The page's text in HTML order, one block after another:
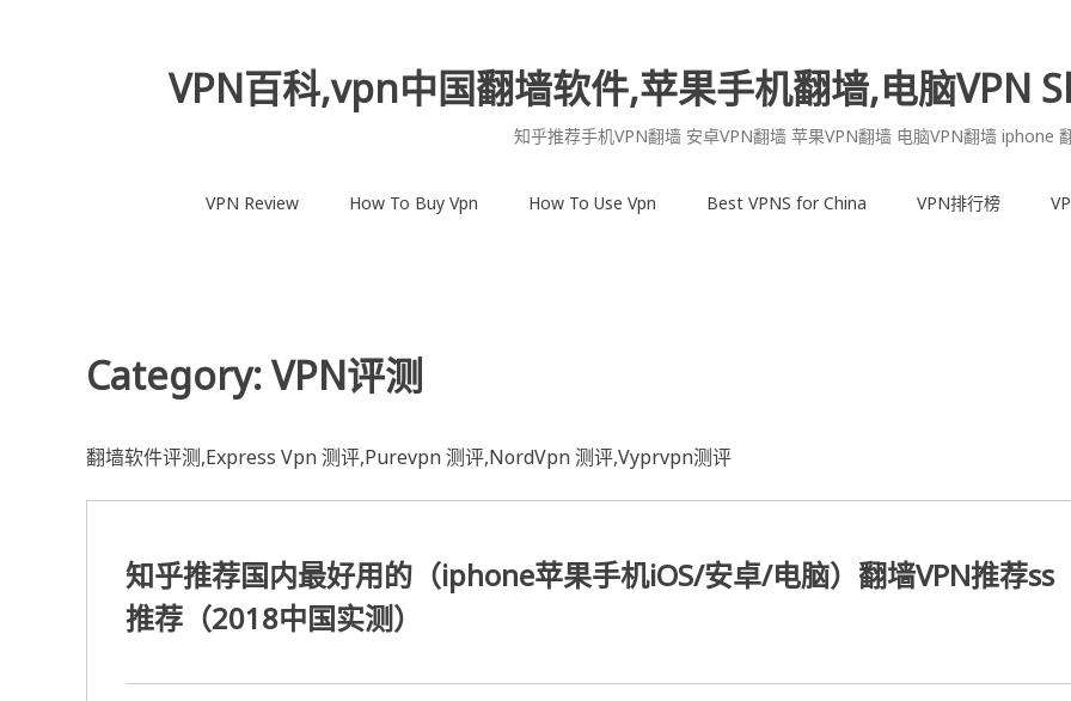
VPN百科,vpn中国翻墙软件,苹果手机翻墙,电脑VPN
知乎推荐手机VPN翻墙 安卓VPN翻墙 苹果VPN翻墙 电脑VPN翻墙 iphone
VPN Review How To Buy Vpn How To Use Vpn Best VPNS for China VPN排行榜
Category:VPN评测
翻墙软件评测,Express Vpn 测评,Purevpn 测评,NordVpn 测评,Vyprvpn测评
知乎推荐国内最好用的（iphone苹果手机iOS/安卓/电脑）翻墙VPN推荐ss
推荐（2018中国实测）